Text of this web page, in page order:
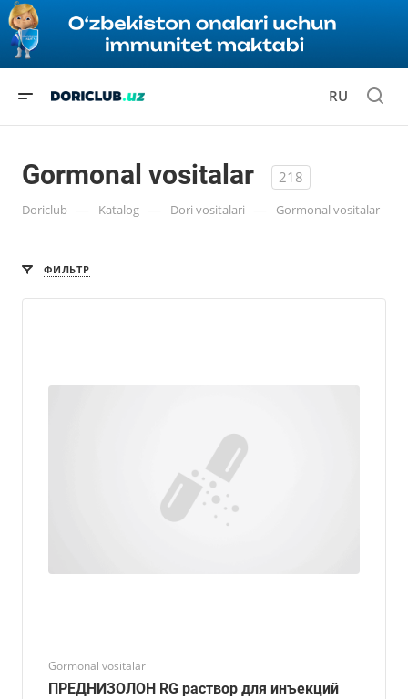
RU
Gormonal vositalar 218
Doriclub — Katalog — Dori vositalari — Gormonal vositalar
ФИЛЬТР
Gormonal vositalar
ПРЕДНИЗОЛОН RG раствор для инъекций